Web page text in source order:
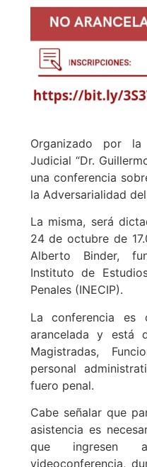
Organizado por la
Judicial “Dr.
una conferencia
la Adversarialidad
La misma, será
24 de octubre de
Alberto Binder,
Instituto de
Penales (INECIP).
La conferencia
arancelada y está
Magistradas,
personal
fuero penal.
Cabe señalar que
asistencia es
que ingresen
videoconferencia,